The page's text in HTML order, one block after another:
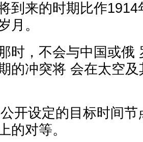
到来的时期比作
月。
时，不会与中国或俄
的冲突将 会在太空
开设定的目标时间
的对等。